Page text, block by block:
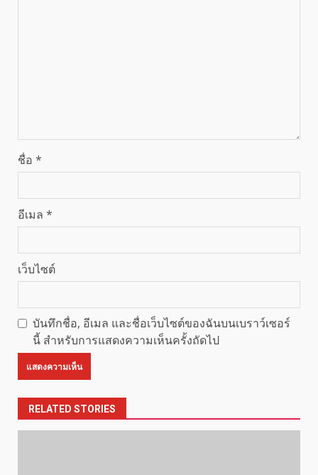
ชื่อ *
อีเมล *
เว็บไซต์
บันทึกชื่อ, อีเมล และชื่อเว็บไซต์ของฉันบนเบราว์เซอร์
นี้ สำหรับการแสดงความเห็นครั้งถัดไป
RELATED STORIES